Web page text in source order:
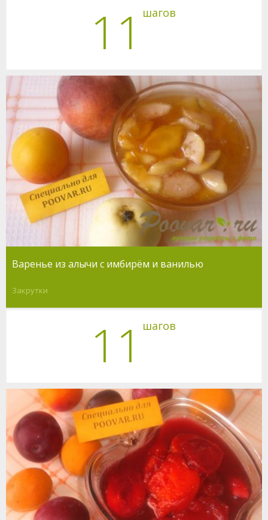
11 шагов
Варенье из алычи с имбирём и ванилью
Закрутки
11 шагов